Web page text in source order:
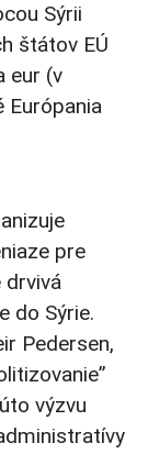
Sýrii
štátov EÚ
eur (v
Európania
pre
drvivá
do Sýrie.
Pedersen,
výzvu